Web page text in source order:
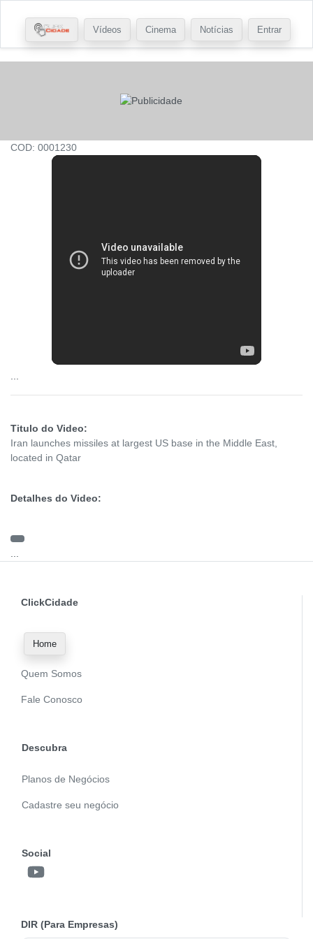
Vídeos Cinema Notícias Entrar
COD: 0001230
Titulo do Video:
Iran launches missiles at largest US base in the Middle East,
located in Qatar
Detalhes do Video:
ClickCidade
Home
Quem Somos
Fale Conosco
Descubra
Planos de Negócios
Cadastre seu negócio
Social
DIR (Para Empresas)